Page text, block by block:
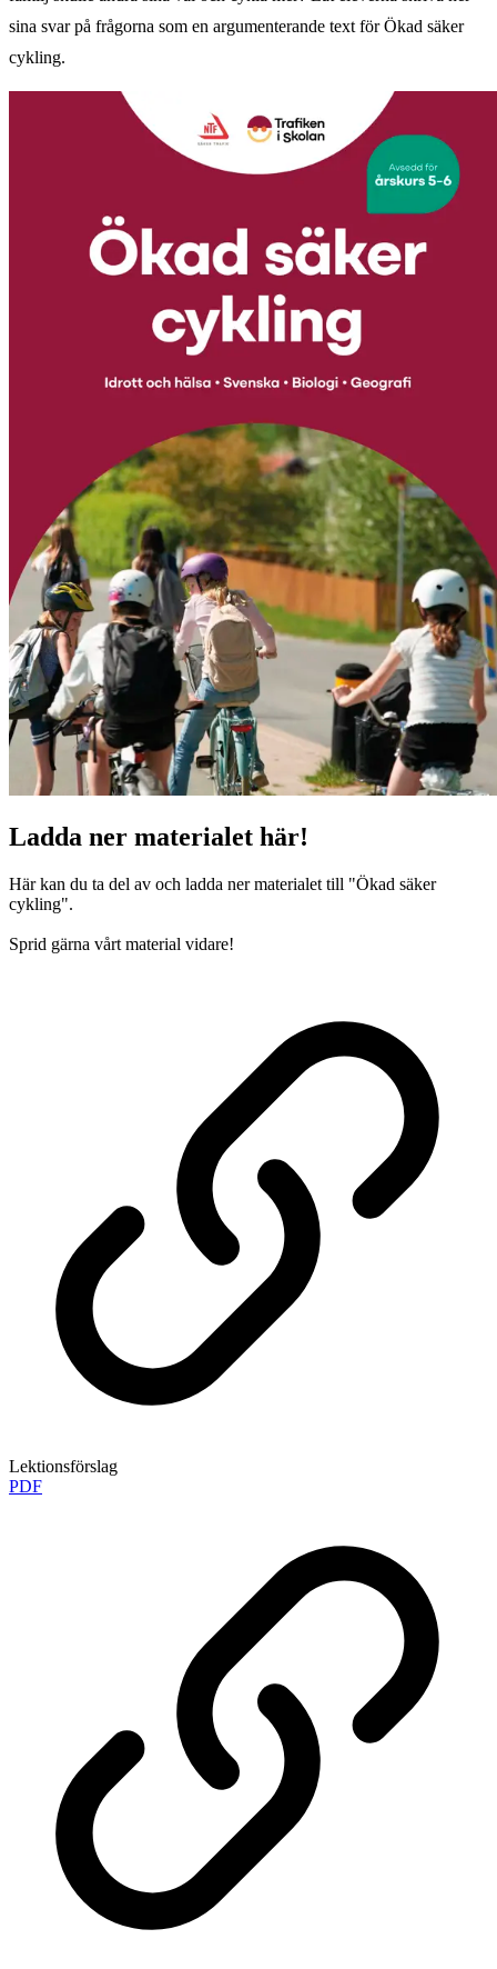
sina svar på frågorna som en argumenterande text för Ökad säker
cykling.
Ladda ner materialet här!
Här kan du ta del av och ladda ner materialet till "Ökad säker
cykling".
Sprid gärna vårt material vidare!
Lektionsförslag
PDF